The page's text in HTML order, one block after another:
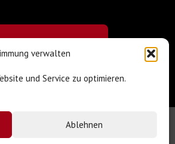
verwalten
und Service zu optimieren.
Ablehnen
Datenschutz